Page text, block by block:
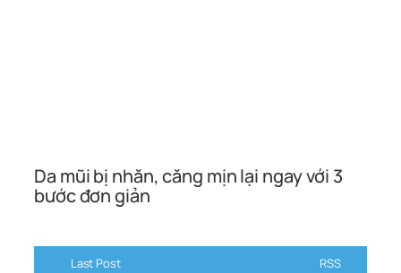
Da mũi bị nhăn, căng mịn lại ngay với 3
bước đơn giản
Last Post RSS